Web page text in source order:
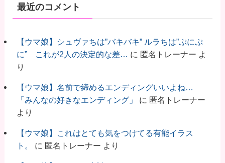
最近のコメント
【ウマ娘】シュヴァちは”バキバキ” ルラちは”ぷにぷ
に” これが2人の決定的な差… に 匿名トレーナー よ
り
【ウマ娘】名前で締めるエンディングいいよね…
「みんなの好きなエンディング」
に 匿名トレーナー
より
【ウマ娘】これはとても気をつけてる有能イラス
ト。
に 匿名トレーナー より